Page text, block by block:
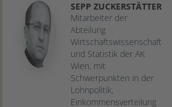
SEPP ZUCKERSTÄTTER
Mitarbeiter der
Abteilung
Wirtschaftswissenschaft
und Statistik der AK
Wien, mit
Schwerpunkten in der
Lohnpolitik,
Einkommensverteilung